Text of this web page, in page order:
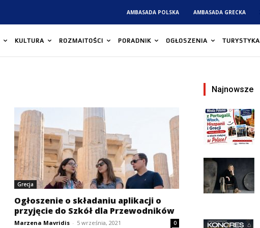
AMBASADA POLSKA AMBASADA GRECKA
KULTURA ROZMAITOŚCI PORADNIK OGŁOSZENIA TURYSTYKA
Grecja
Ogłoszenie o składaniu aplikacji o
przyjęcie do Szkół dla Przewodników
Marzena Mavridis - 5 września, 2021 0
Najnowsze